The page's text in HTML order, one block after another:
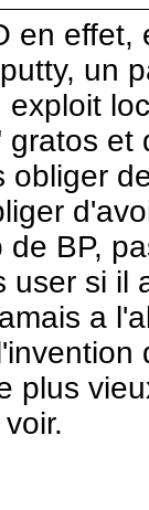
en effet,
un
exploit
gratos et
obliger
de BP,
user si il
a
plus